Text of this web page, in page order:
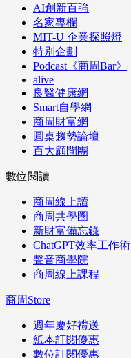
AI創新百強
名家專欄
MIT-U 企業探照燈
特別企劃
Podcast《商周Bar》
alive
良醫健康網
Smart自學網
商周財富網
圓桌趨勢論壇
百大顧問團
數位閱讀
商周線上讀
商周共學圈
新財富備忘錄
ChatGPT效率工作術
聲音商學院
商周線上課程
商周Store
週年慶好禮送
紙本訂閱優惠
數位訂閱優惠